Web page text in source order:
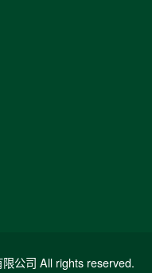
公司 All rights reserved.